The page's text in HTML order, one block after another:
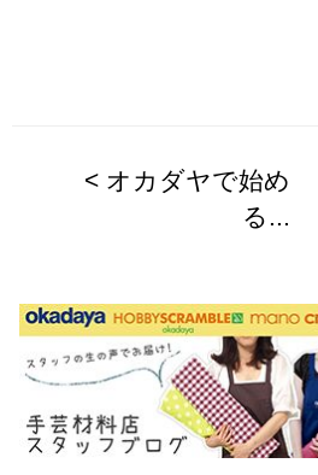
< オカダヤで始め
る...